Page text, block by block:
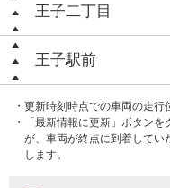
王子二丁目
王子駅前
・更新時刻時点での車両の走行
・「最新情報に更新」ボタン
が、車両が終点に到着してい
します。